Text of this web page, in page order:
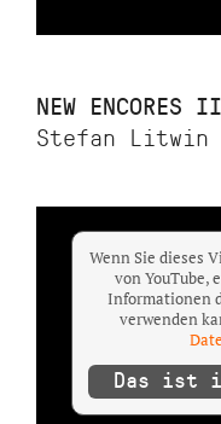
NEW
Stefan Litwin
Wenn Sie dieses
von YouTube,
Informationen
verwenden
Das ist